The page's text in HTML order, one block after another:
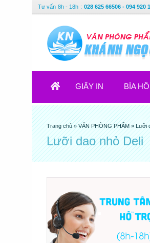
Tư vấn 8h - 18h : 028 625 66506 - 094 920
GIẤY IN BÌA
Trang chủ»VĂN PHÒNG PHẨM »Lưỡi
Lưỡi dao nhỏ Deli